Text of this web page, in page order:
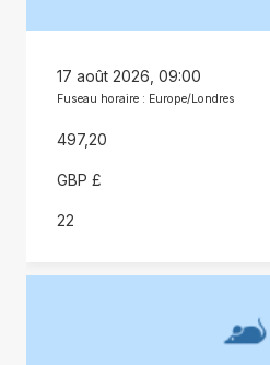
17 août 2026, 09:00
Fuseau horaire : Europe/Londres
497,20
GBP £
22